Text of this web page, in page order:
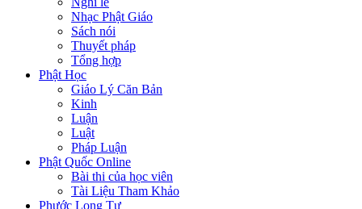
Nhạc Phật Giáo
Sách nói
Thuyết pháp
Tổng hợp
Phật Học
Giáo Lý Căn Bản
Kinh
Luận
Luật
Pháp Luận
Phật Quốc Online
Bài thi của học viên
Tài Liệu Tham Khảo
Phước Long Tự